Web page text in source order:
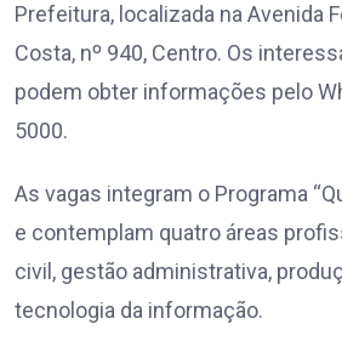
Prefeitura, localizada na Avenida
Costa, nº 940, Centro. Os
podem obter informações pelo
5000.
As vagas integram o Programa
e contemplam quatro áreas
civil, gestão administrativa,
tecnologia da informação.